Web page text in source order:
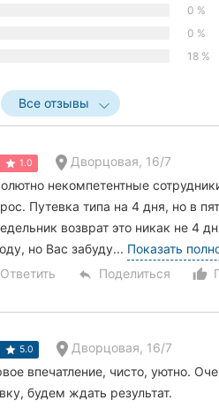
0 %
0 %
18 %
Все отзывы
1.0 Дворцовая, 16/7
некомпетентные
Путевка типа на 4 дня, но в
возврат это никак не 4
но Вас забуду... Показать
Ответить reply Поделиться
5.0 Дворцовая, 16/7
впечатление, чисто, уютно.
будем ждать результат.